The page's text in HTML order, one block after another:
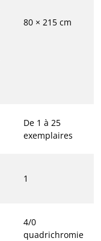
80 × 215 cm
De 1 à 25
exemplaires
1
4/0
quadrichromie